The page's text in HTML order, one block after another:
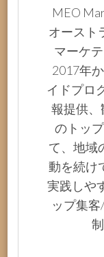
MEO
オースト
マーケ
2017年
イドプロ
報提供、
のトッ
て、地域
動を続け
実践しや
ップ集